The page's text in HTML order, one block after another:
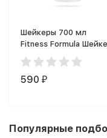
Шейкеры 700 мл
Fitness Formula
Фитнес Формула (700
мл)
590 ₽
Популярные